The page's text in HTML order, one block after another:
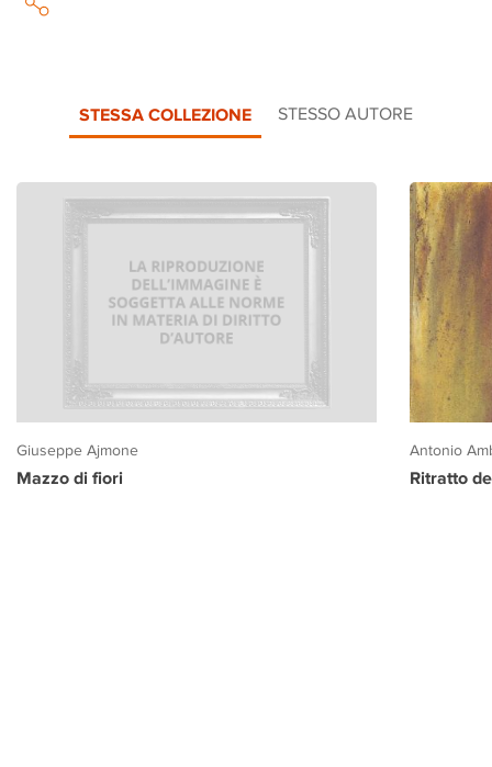
STESSA COLLEZIONE STESSO AUTORE
Giuseppe Ajmone
Mazzo di fiori
Antonio
Ritratto